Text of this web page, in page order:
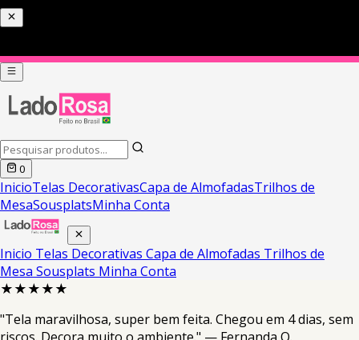
0
InicioTelas DecorativasCapa de AlmofadasTrilhos de
MesaSousplatsMinha Conta
Inicio Telas Decorativas Capa de Almofadas Trilhos de
Mesa Sousplats Minha Conta
★★★★★
"Tela maravilhosa, super bem feita. Chegou em 4 dias, sem